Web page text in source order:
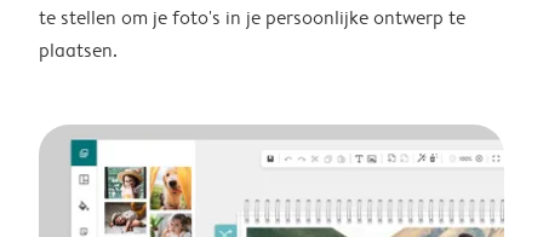
te stellen om je foto's in je persoonlijke ontwerp te
plaatsen.